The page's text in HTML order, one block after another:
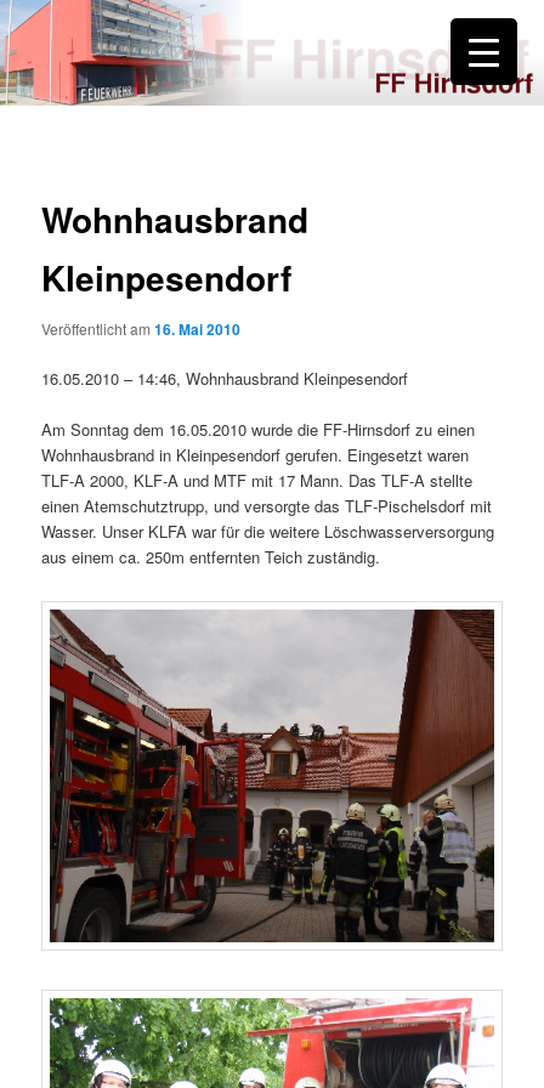
Zum
primären
Inhalt
springenFF Hirnsdorf
Wohnhausbrand
Kleinpesendorf
Veröffentlicht am16. Mai 2010
16.05.2010 – 14:46, Wohnhausbrand Kleinpesendorf
Am Sonntag dem 16.05.2010 wurde die FF-Hirnsdorf zu einen
Wohnhausbrand in Kleinpesendorf gerufen. Eingesetzt waren
TLF-A 2000, KLF-A und MTF mit 17 Mann. Das TLF-A stellte
einen Atemschutztrupp, und versorgte das TLF-Pischelsdorf mit
Wasser. Unser KLFA war für die weitere Löschwasserversorgung
aus einem ca. 250m entfernten Teich zuständig.